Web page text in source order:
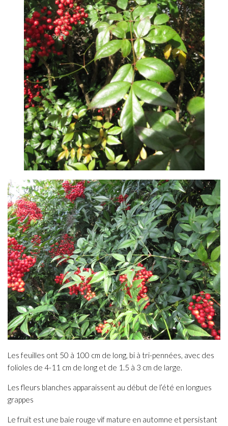
Les feuilles ont 50 à 100 cm de long, bi à tri-pennées, avec des
folioles de 4-11 cm de long et de 1.5 à 3 cm de large.
Les fleurs blanches apparaissent au début de l’été en longues
grappes
Le fruit est une baie rouge vif mature en automne et persistant